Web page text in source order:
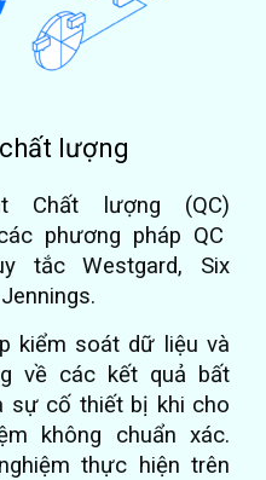
lượng
Chất lượng (QC)
phương pháp QC
tắc Westgard, Six
kiểm soát dữ liệu và
về các kết quả bất
sự cố thiết bị khi cho
không chuẩn xác.
thực hiện trên